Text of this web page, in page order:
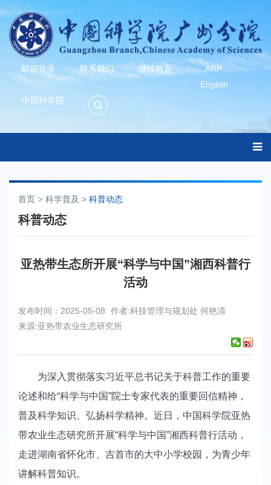
邮箱登录 联系我们 继续教育
ARP
English
中国科学院
首页 科学普及 > 科普动态
科普动态
亚热带生态所开展“科学与中国”湘西科普行
活动
发布时间：2025-05-08
作者:科技管理与规划处 何艳清
来源:亚热带农业生态研究所
为深入贯彻落实习近平总书记关于科普工作的重要
论述和给“科学与中国”院士专家代表的重要回信精神，
普及科学知识、弘扬科学精神。近日，中国科学院亚热
带农业生态研究所开展“科学与中国”湘西科普行活动，
走进湖南省怀化市、吉首市的大中小学校园，为青少年
讲解科普知识。